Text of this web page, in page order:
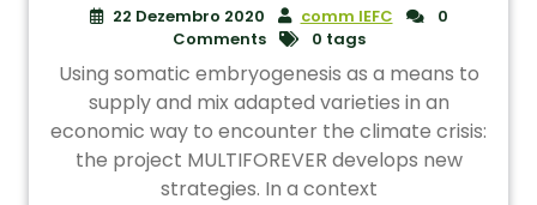
22 Dezembro 2020 comm IEFC
0
Comments
0 tags
Using somatic embryogenesis as a means to
supply and mix adapted varieties in an
economic way to encounter the climate crisis:
the project MULTIFOREVER develops new
strategies. In a context